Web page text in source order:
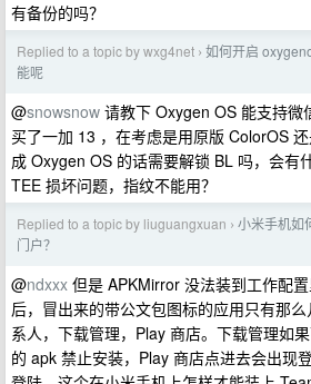
有备份的吗？
Replied to a topic by wxg4net › 如何开启
能呢
@snowsnow 请教下 Oxygen OS 能支持微
买了一加 13 ，在考虑是用原版 ColorOS
成 Oxygen OS 的话需要解锁 BL 吗，会有
TEE 损坏问题，指纹不能用？
Replied to a topic by liuguangxuan › 小米手机如
门户？
@ndxxx 但是 APKMirror 没法装到工作配
后，冒出来的带公文包图标的应用只有那
系人，下载管理，Play 商店。下载管理如
的 apk 禁止安装，Play 商店点进去会出现